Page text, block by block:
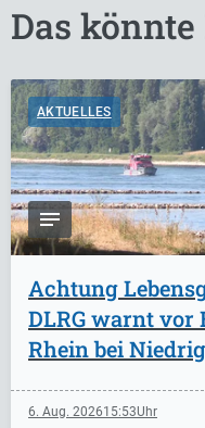
Das
AKTUELLES
Achtung
DLRG warnt vor
Rhein bei
6. Aug. 202615:53